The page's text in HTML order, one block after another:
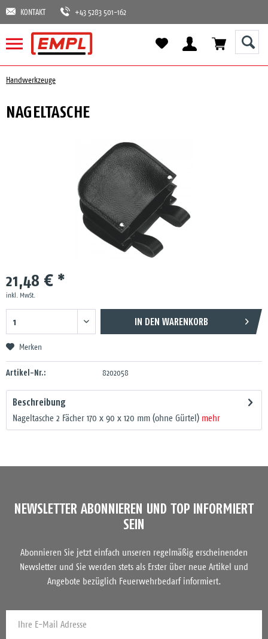
KONTAKT +43 5283 501-162
Handwerkzeuge
NAGELTASCHE
21,48 € *
inkl. MwSt.
IN DEN WARENKORB
Merken
Artikel-Nr.: 8202058
Beschreibung
Nageltasche 2 Fächer 170 x 90 x 120 mm (ohne Gürtel) mehr
NEWSLETTER ABONNIEREN UND TOP INFORMIERT
SEIN
Abonnieren Sie jetzt einfach unseren regelmäßig erscheinenden
Newsletter und Sie werden stets als Erster über neue Artikel und
Angebote bezüglich Feuerwehrbedarf informiert.